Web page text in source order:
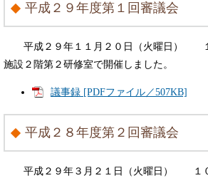
平成２９年度第１回審議会
平成２９年１１月２０日（火曜日） １
施設２階第２研修室で開催しました。
議事録 [PDFファイル／507KB]
平成２８年度第２回審議会
平成２９年３月２１日（火曜日） １０